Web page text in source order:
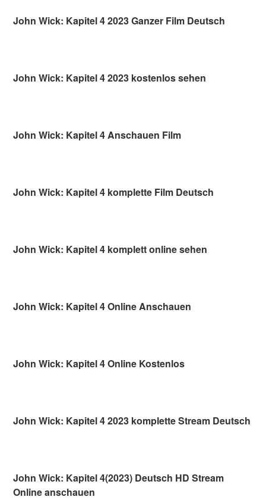
John Wick: Kapitel 4 2023 Ganzer Film Deutsch
John Wick: Kapitel 4 2023 kostenlos sehen
John Wick: Kapitel 4 Anschauen Film
John Wick: Kapitel 4 komplette Film Deutsch
John Wick: Kapitel 4 komplett online sehen
John Wick: Kapitel 4 Online Anschauen
John Wick: Kapitel 4 Online Kostenlos
John Wick: Kapitel 4 2023 komplette Stream Deutsch
John Wick: Kapitel 4(2023) Deutsch HD Stream
Online anschauen